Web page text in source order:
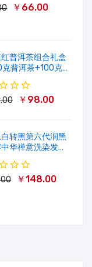
￥66.00
普洱茶组合礼盒
普洱茶+100克滇
￥98.00
转黑第六代润黑
华禅意洗染发剂
黑500ml
￥148.00